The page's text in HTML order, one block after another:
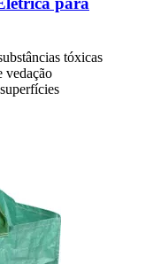
tóxicas
vedação